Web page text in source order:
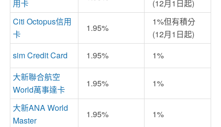
用卡
(12月1日起)
Citi Octopus信用
卡
1.95%
1%但有積分
(12月1日起)
simCredit Card 1.95%
1%
大新聯合航空
World萬事達卡
1.95% 1%
大新ANA World
Master
1.95% 1%